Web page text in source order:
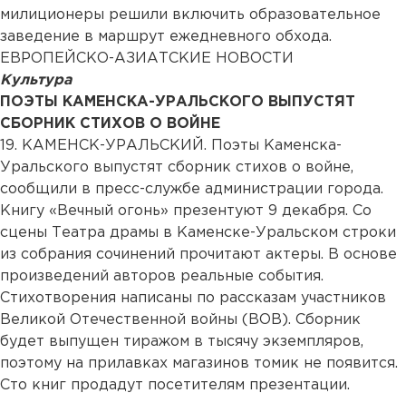
милиционеры решили включить образовательное
заведение в маршрут ежедневного обхода.
ЕВРОПЕЙСКО-АЗИАТСКИЕ НОВОСТИ
Культура
ПОЭТЫ КАМЕНСКА-УРАЛЬСКОГО ВЫПУСТЯТ
СБОРНИК СТИХОВ О ВОЙНЕ
19. КАМЕНСК-УРАЛЬСКИЙ. Поэты Каменска-
Уральского выпустят сборник стихов о войне,
сообщили в пресс-службе администрации города.
Книгу «Вечный огонь» презентуют 9 декабря. Со
сцены Театра драмы в Каменске-Уральском строки
из собрания сочинений прочитают актеры. В основе
произведений авторов реальные события.
Стихотворения написаны по рассказам участников
Великой Отечественной войны (ВОВ). Сборник
будет выпущен тиражом в тысячу экземпляров,
поэтому на прилавках магазинов томик не появится.
Сто книг продадут посетителям презентации.